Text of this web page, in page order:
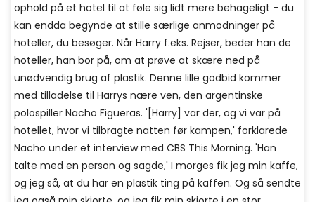
ophold på et hotel til at føle sig lidt mere behageligt - du
kan endda begynde at stille særlige anmodninger på
hoteller, du besøger. Når Harry f.eks. Rejser, beder han de
hoteller, han bor på, om at prøve at skære ned på
unødvendig brug af plastik. Denne lille godbid kommer
med tilladelse til Harrys nære ven, den argentinske
polospiller Nacho Figueras. '[Harry] var der, og vi var på
hotellet, hvor vi tilbragte natten før kampen,' forklarede
Nacho under et interview med CBS This Morning. 'Han
talte med en person og sagde,' I morges fik jeg min kaffe,
og jeg så, at du har en plastik ting på kaffen. Og så sendte